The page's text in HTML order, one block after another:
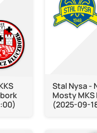
Stal Nysa -
Mosty MKS
(2025-09-